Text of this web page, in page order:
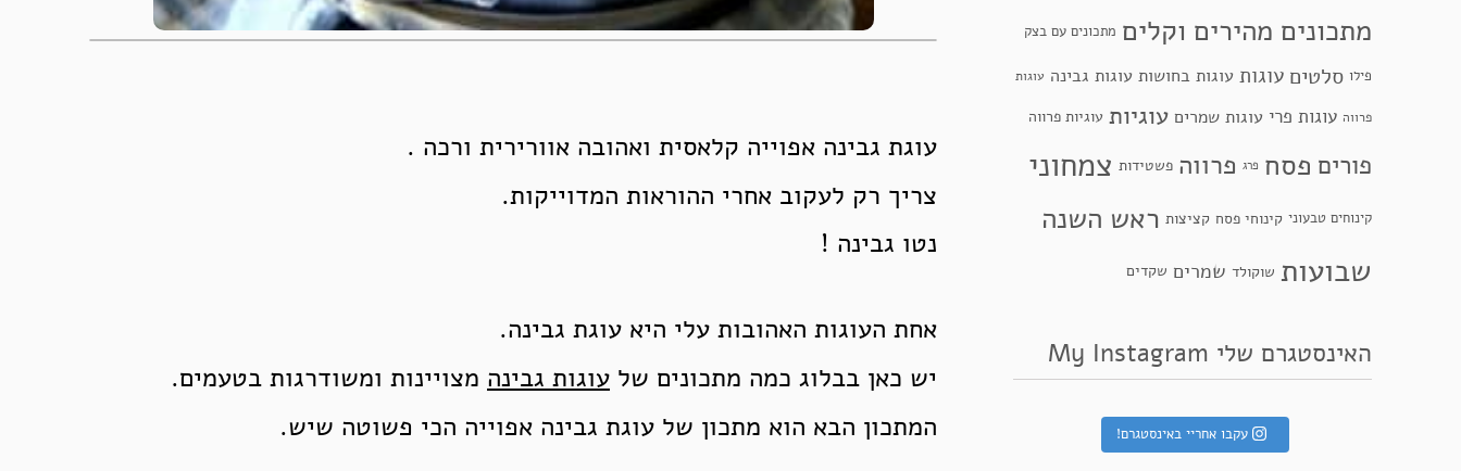
עוגת גבינה אפוייה קלאסית ואהובה אוורירית ורכה .
צריך רק לעקוב אחרי ההוראות המדוייקות.
נטו גבינה !
אחת העוגות האהובות עלי היא עוגת גבינה.
יש כאן בבלוג כמה מתכונים של עוגות גבינה מצויינות ומשודרגות בטעמים.
המתכון הבא הוא מתכון של עוגת גבינה אפוייה הכי פשוטה שיש.
מתכונים מהירים וקלים מתכונים עם בצק
פילו סלטים עוגות עוגות בחושות עוגות גבינה עוגות
פרווה עוגות פרי עוגות שמרים עוגיות עוגיות פרווה
פורים פסח פרג פרווה פשטידות צמחוני
קינוחים טבעוני קינוחי פסח קציצות ראש השנה
שבועות שוקולד שמרים שקדים
האינסטגרם שלי My Instagram
עקבו אחריי באינסטגרם!